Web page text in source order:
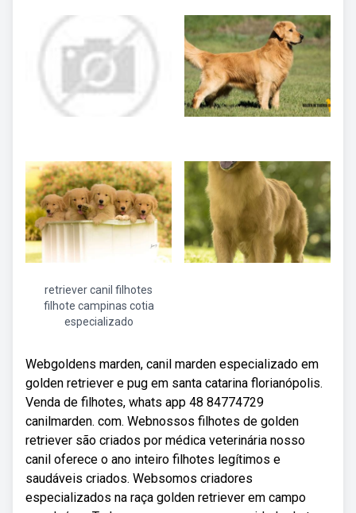
retriever canil filhotes
filhote campinas cotia
especializado
Webgoldens marden, canil marden especializado em
golden retriever e pug em santa catarina florianópolis.
Venda de filhotes, whats app 48 84774729
canilmarden. com. Webnossos filhotes de golden
retriever são criados por médica veterinária nosso
canil oferece o ano inteiro filhotes legítimos e
saudáveis criados. Websomos criadores
especializados na raça golden retriever em campo